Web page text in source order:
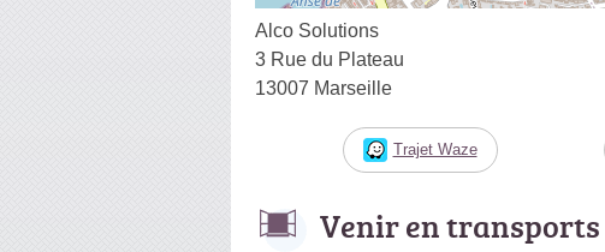
Alco Solutions
3 Rue du Plateau
13007 Marseille
Trajet Waze
Venir en transports